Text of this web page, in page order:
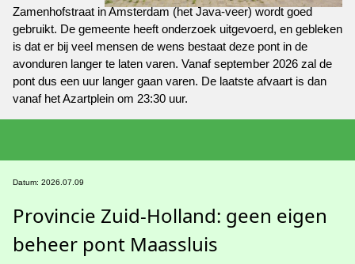
Zamenhofstraat in Amsterdam (het Java-veer) wordt goed
gebruikt. De gemeente heeft onderzoek uitgevoerd, en gebleken
is dat er bij veel mensen de wens bestaat deze pont in de
avonduren langer te laten varen. Vanaf september 2026 zal de
pont dus een uur langer gaan varen. De laatste afvaart is dan
vanaf het Azartplein om 23:30 uur.
Datum: 2026.07.09
Provincie Zuid-Holland: geen eigen
beheer pont Maassluis